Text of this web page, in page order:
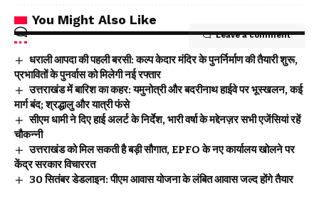
You Might Also Like
धराली आपदा की पहली बरसी: कल्प केदार मंदिर के पुनर्निर्माण की तैयारी शुरू,
प्रभावितों के पुनर्वास को मिलेगी नई रफ्तार
उत्तराखंड में बारिश का कहर: यमुनोत्री और बदरीनाथ हाईवे पर भूस्खलन, कई
मार्ग बंद; श्रद्धालु और यात्री फंसे
सीएम धामी ने दिए हाई अलर्ट के निर्देश, भारी वर्षा के मद्देनज़र सभी एजेंसियां रहें
चौकन्नी
उत्तराखंड को मिल सकती है बड़ी सौगात, EPFO के नए कार्यालय खोलने पर
केंद्र सरकार विचाररत
30 सितंबर डेडलाइन: पीएम आवास योजना के लंबित आवास जल्द होंगे तैयार
Leave a comment